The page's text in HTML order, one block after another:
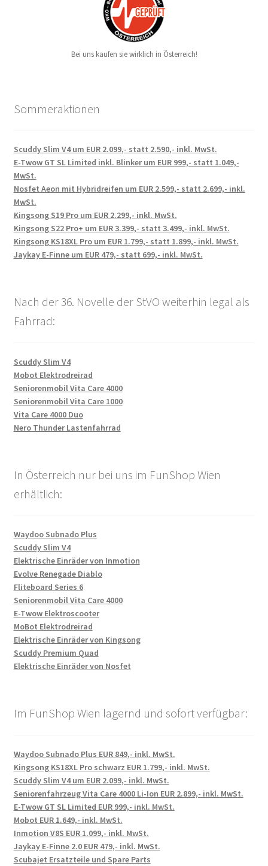
Bei uns kaufen sie wirklich in Österreich!
Sommeraktionen
Scuddy Slim V4 um EUR 2.099,- statt 2.590,- inkl. MwSt.
E-Twow GT SL Limited inkl. Blinker um EUR 999,- statt 1.049,-
MwSt.
Nosfet Aeon mit Hybridreifen um EUR 2.599,- statt 2.699,- inkl.
MwSt.
Kingsong S19 Pro um EUR 2.299,- inkl. MwSt.
Kingsong S22 Pro+ um EUR 3.399,- statt 3.499,- inkl. MwSt.
Kingsong KS18XL Pro um EUR 1.799,- statt 1.899,- inkl. MwSt.
Jaykay E-Finne um EUR 479,- statt 699,- inkl. MwSt.
Nach der 36. Novelle der StVO weiterhin legal als
Fahrrad:
Scuddy Slim V4
Mobot Elektrodreirad
Seniorenmobil Vita Care 4000
Seniorenmobil Vita Care 1000
Vita Care 4000 Duo
Nero Thunder Lastenfahrrad
In Österreich nur bei uns im FunShop Wien
erhältlich:
Waydoo Subnado Plus
Scuddy Slim V4
Elektrische Einräder von Inmotion
Evolve Renegade Diablo
Fliteboard Series 6
Seniorenmobil Vita Care 4000
E-Twow Elektroscooter
MoBot Elektrodreirad
Elektrische Einräder von Kingsong
Scuddy Premium Quad
Elektrische Einräder von Nosfet
Im FunShop Wien lagernd und sofort verfügbar:
Waydoo Subnado Plus EUR 849,- inkl. MwSt.
Kingsong KS18XL Pro schwarz EUR 1.799,- inkl. MwSt.
Scuddy Slim V4 um EUR 2.099,- inkl. MwSt.
Seniorenfahrzeug Vita Care 4000 Li-Ion EUR 2.899,- inkl. MwSt.
E-Twow GT SL Limited EUR 999,- inkl. MwSt.
Mobot EUR 1.649,- inkl. MwSt.
Inmotion V8S EUR 1.099,- inkl. MwSt.
Jaykay E-Finne 2.0 EUR 479,- inkl. MwSt.
Scubajet Ersatzteile und Spare Parts